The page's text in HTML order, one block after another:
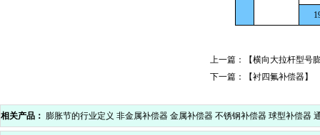
上一篇：【横向大拉杆型号
下一篇：【衬四氟补偿器】
相关产品： 膨胀节的行业定义 非金属补偿器 金属补偿器 不锈钢补偿器 球型补偿器